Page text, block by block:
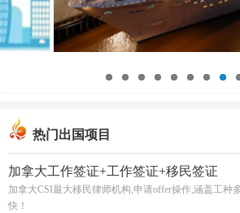
热门出国项目
加拿大工作签证+工作签证+移民签证
加拿大CSI最大移民律师机构,申请offer操作,涵盖工种
快！